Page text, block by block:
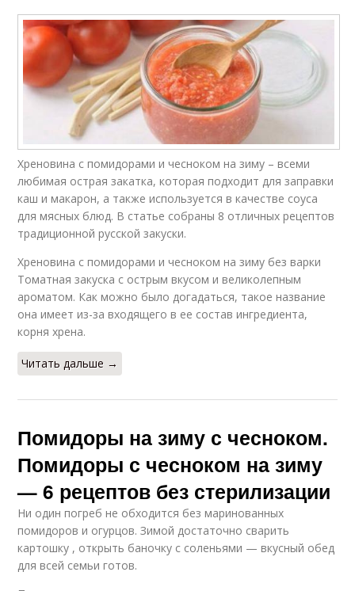
Хреновина с помидорами и чесноком на зиму – всеми
любимая острая закатка, которая подходит для заправки
каш и макарон, а также используется в качестве соуса
для мясных блюд. В статье собраны 8 отличных рецептов
традиционной русской закуски.
Хреновина с помидорами и чесноком на зиму без варки
Томатная закуска с острым вкусом и великолепным
ароматом. Как можно было догадаться, такое название
она имеет из-за входящего в ее состав ингредиента,
корня хрена.
Читать дальше →
Помидоры на зиму с чесноком.
Помидоры с чесноком на зиму
— 6 рецептов без стерилизации
Ни один погреб не обходится без маринованных
помидоров и огурцов. Зимой достаточно сварить
картошку , открыть баночку с соленьями — вкусный обед
для всей семьи готов.